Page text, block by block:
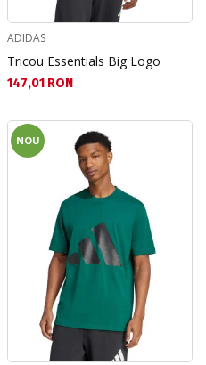
ADIDAS
Tricou Essentials Big Logo
Текуща цена:
147,01 RON
NOU